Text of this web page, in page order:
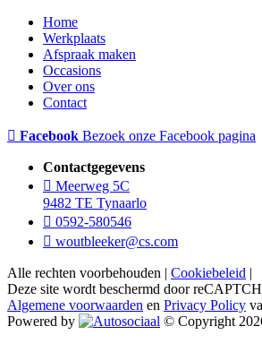
Home
Werkplaats
Afspraak maken
Occasions
Over ons
Contact
Facebook Bezoek onze Facebook pagina
Contactgegevens
Meerweg 5C
9482 TE Tynaarlo
0592-580546
woutbleeker@cs.com
Alle rechten voorbehouden | Cookiebeleid |
Deze site wordt beschermd door
Algemene voorwaarden en Privacy Policy
Powered by
© Copyright